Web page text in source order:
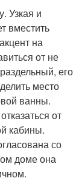
Узкая и
вместить
на
от не
его
место
ванны.
от
кабины.
со
доме она